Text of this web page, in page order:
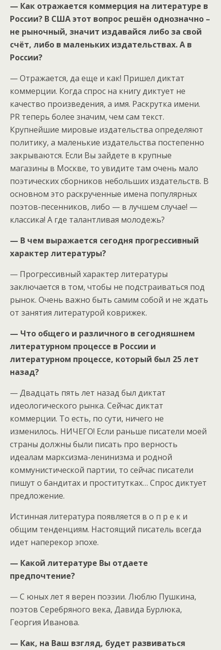
— Как отражается коммерция на литературе в
России? В США этот вопрос решён однозначно –
не рыночный, значит издавайся либо за свой
счёт, либо в маленьких издательствах. А в
России?
— Отражается, да еще и как! Пришел диктат
коммерции. Когда спрос на книгу диктует не
качество произведения, а имя. Раскрутка имени.
PR теперь более значим, чем сам текст.
Крупнейшие мировые издательства определяют
политику, а маленькие издательства постепенно
закрываются. Если Вы зайдете в крупные
магазины в Москве, то увидите там очень мало
поэтических сборников небольших издательств. В
основном это раскрученные имена популярных
поэтов-песенников, либо — в лучшем случае! —
классика! А где талантливая молодежь?
— В чем выражается сегодня прогрессивный
характер литературы?
— Прогрессивный характер литературы
заключается в том, чтобы не подстраиваться под
рынок. Очень важно быть самим собой и не ждать
от занятия литературой коврижек.
— Что общего и различного в сегодняшнем
литературном процессе в России и
литературном процессе, который был 25 лет
назад?
— Двадцать пять лет назад был диктат
идеологического рынка. Сейчас диктат
коммерции. То есть, по сути, ничего не
изменилось. НИЧЕГО! Если раньше писатели моей
страны должны были писать про верность
идеалам марксизма-ленинизма и родной
коммунистической партии, то сейчас писатели
пишут о бандитах и проститутках… Спрос диктует
предложение.
Истинная литература появляется в о п р е к и
общим тенденциям. Настоящий писатель всегда
идет наперекор эпохе.
— Какой литературе Вы отдаете
предпочтение?
— С юных лет я верен поэзии. Люблю Пушкина,
поэтов Серебряного века, Давида Бурлюка,
Георгия Иванова.
— Как, на Ваш взгляд, будет развиваться